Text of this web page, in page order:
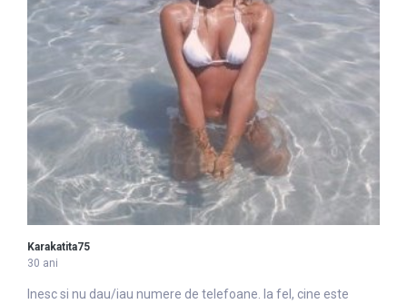
Karakatita75
30 ani
lnesc si nu dau/iau numere de telefoane . la fel, cine este